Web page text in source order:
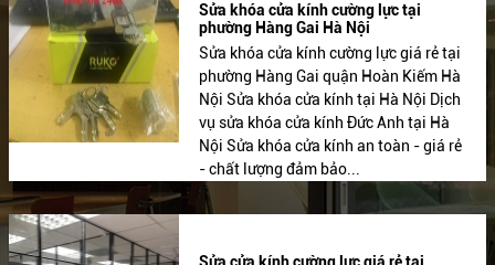
Sửa khóa cửa kính cường lực tại
phường Hàng Gai Hà Nội
Sửa khóa cửa kính cường lực giá rẻ tại
phường Hàng Gai quận Hoàn Kiếm Hà
Nội Sửa khóa cửa kính tại Hà Nội Dịch
vụ sửa khóa cửa kính Đức Anh tại Hà
Nội Sửa khóa cửa kính an toàn - giá rẻ
- chất lượng đảm bảo...